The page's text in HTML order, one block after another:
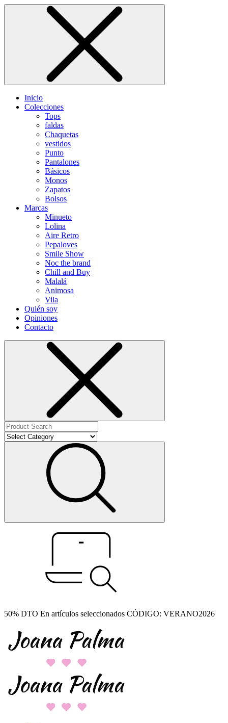
Inicio
Colecciones
Tops
faldas
Chaquetas
vestidos
Punto
Pantalones
Básicos
Monos
Zapatos
Bolsos
Marcas
Minueto
Lolina
Aire Retro
Pepaloves
Smile Show
Noc the brand
Chill and Buy
Malalá
Animosa
Vila
Quién soy
Opiniones
Contacto
50% DTO En artículos seleccionados CÓDIGO: VERANO2026